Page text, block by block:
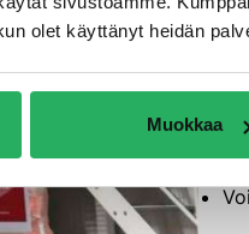
olet käyttänyt heidän
Muokkaa